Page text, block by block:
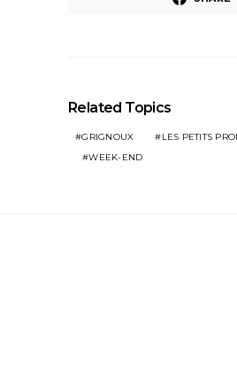
Related Topics
GRIGNOUX LES PETITS
WEEK-END